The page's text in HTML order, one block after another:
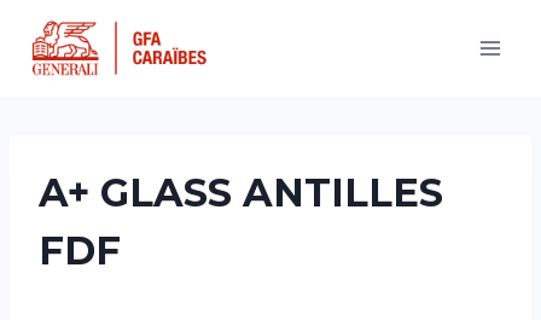
contenu
A+ GLASS ANTILLES
FDF